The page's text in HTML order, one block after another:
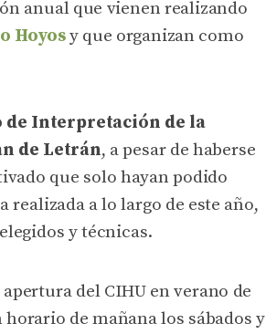
anual que vienen realizando
Hoyosy que organizan como
de Interpretación de la
de Letrán, a pesar de haberse
que solo hayan podido
a lo largo de este año,
y técnicas.
del CIHU en verano de
horario de mañana los sábados y